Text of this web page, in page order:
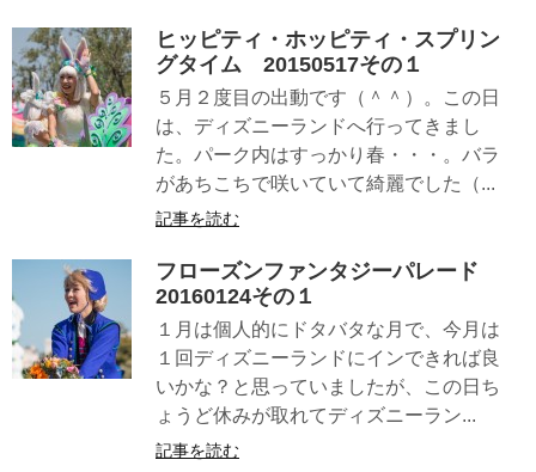
ヒッピティ・ホッピティ・スプリン
グタイム 20150517その１
５月２度目の出動です（＾＾）。この日
は、ディズニーランドへ行ってきまし
た。パーク内はすっかり春・・・。バラ
があちこちで咲いていて綺麗でした（...
記事を読む
フローズンファンタジーパレード
20160124その１
１月は個人的にドタバタな月で、今月は
１回ディズニーランドにインできれば良
いかな？と思っていましたが、この日ち
ょうど休みが取れてディズニーラン...
記事を読む